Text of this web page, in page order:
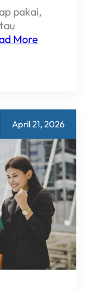
pakai,
More
April 21, 2026